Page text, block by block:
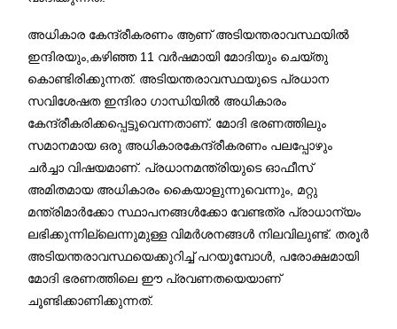
അധികാര കേന്ദ്രീകരണം ആണ് അടിയന്തരാവസ്ഥയിൽ
ഇന്ദിരയും,കഴിഞ്ഞ 11 വർഷമായി മോദിയും ചെയ്തു
കൊണ്ടിരിക്കുന്നത്. അടിയന്തരാവസ്ഥയുടെ പ്രധാന
സവിശേഷത ഇന്ദിരാ ഗാന്ധിയിൽ അധികാരം
കേന്ദ്രീകരിക്കപ്പെട്ടുവെന്നതാണ്. മോദി ഭരണത്തിലും
സമാനമായ ഒരു അധികാരകേന്ദ്രീകരണം പലപ്പോഴും
ചർച്ചാ വിഷയമാണ്. പ്രധാനമന്ത്രിയുടെ ഓഫീസ്
അമിതമായ അധികാരം കൈയാളുന്നുവെന്നും, മറ്റു
മന്ത്രിമാർക്കോ സ്ഥാപനങ്ങൾക്കോ വേണ്ടത്ര പ്രാധാന്യം
ലഭിക്കുന്നില്ലെന്നുമുള്ള വിമർശനങ്ങൾ നിലവിലുണ്ട്. തരൂർ
അടിയന്തരാവസ്ഥയെക്കുറിച്ച് പറയുമ്പോൾ, പരോക്ഷമായി
മോദി ഭരണത്തിലെ ഈ പ്രവണതയെയാണ്
ചൂണ്ടിക്കാണിക്കുന്നത്.